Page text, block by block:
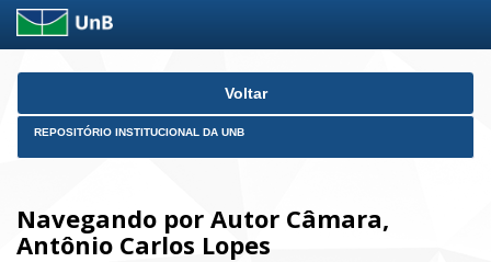
Skip
Voltar
REPOSITÓRIO INSTITUCIONAL DA UNB
Navegando por Autor Câmara,
Antônio Carlos Lopes